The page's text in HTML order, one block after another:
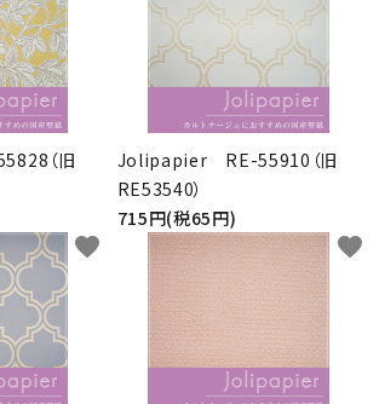
（旧
Jolipapier RE-55910（旧
RE53540）
715円(税65円)
favorite favorite